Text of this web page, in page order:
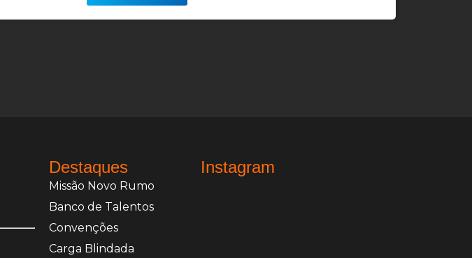
Destaques
Missão Novo Rumo
Banco de Talentos
Convenções
Carga Blindada
Instagram